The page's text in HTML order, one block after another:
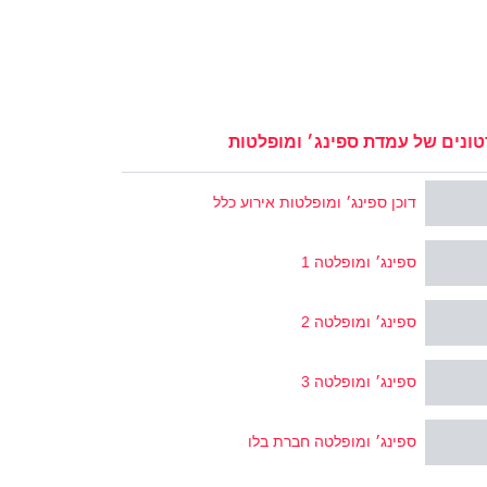
של עמדת ספינג׳ ומופלטות
דוכן ספינג׳ ומופלטות אירוע כלל
ספינג׳ ומופלטה 1
ספינג׳ ומופלטה 2
ספינג׳ ומופלטה 3
ספינג׳ ומופלטה חברת בלו